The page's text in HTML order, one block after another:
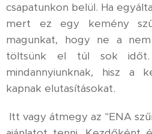
csapatunkon belül. Ha
mert ez egy kemény
magunkat, hogy ne a
töltsünk el túl sok
mindannyiunknak, hisz a
kapnak elutasításokat.
Itt vagy átmegy az "ENA